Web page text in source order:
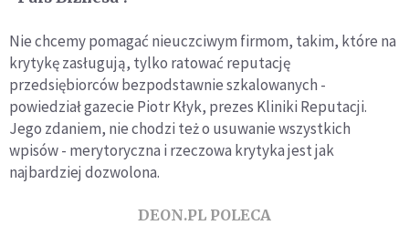
Nie chcemy pomagać nieuczciwym firmom, takim, które na
krytykę zasługują, tylko ratować reputację
przedsiębiorców bezpodstawnie szkalowanych -
powiedział gazecie Piotr Kłyk, prezes Kliniki Reputacji.
Jego zdaniem, nie chodzi też o usuwanie wszystkich
wpisów - merytoryczna i rzeczowa krytyka jest jak
najbardziej dozwolona.
DEON.PL POLECA